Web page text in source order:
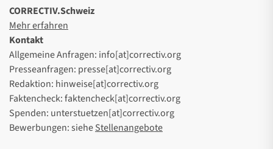
CORRECTIV.Schweiz
Mehr erfahren
Kontakt
Allgemeine Anfragen: info[at]correctiv.org
Presseanfragen: presse[at]correctiv.org
Redaktion: hinweise[at]correctiv.org
Faktencheck: faktencheck[at]correctiv.org
Spenden: unterstuetzen[at]correctiv.org
Bewerbungen: sieheStellenangebote